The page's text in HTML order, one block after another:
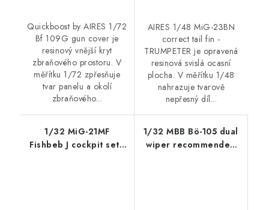
Quickboost by AIRES 1/72
Bf 109G gun cover je
resinový vnější kryt
zbraňového prostoru. V
měřítku 1/72 zpřesňuje
tvar panelu a okolí
zbraňového...
AIRES 1/48 MiG-23BN
correct tail fin -
TRUMPETER je opravená
resinová svislá ocasní
plocha. V měřítku 1/48
nahrazuje tvarově
nepřesný díl...
1/32 MiG-21MF
Fishbeb J cockpit set -
1/32 MBB Bö-105 dual
wiper recommended